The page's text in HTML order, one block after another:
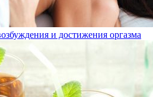
и достижения оргазма